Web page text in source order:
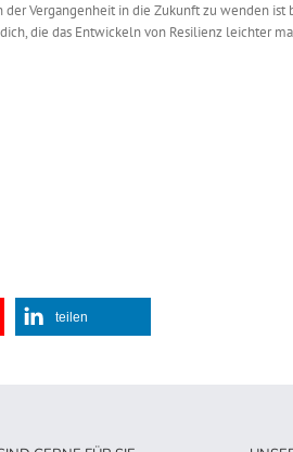
Vergangenheit in die Zukunft zu wenden ist
die das Entwickeln von Resilienz leichter
teilen